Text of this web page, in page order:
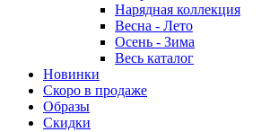
Нарядная коллекция
Весна - Лето
Осень - Зима
Весь каталог
Новинки
Скоро в продаже
Образы
Скидки